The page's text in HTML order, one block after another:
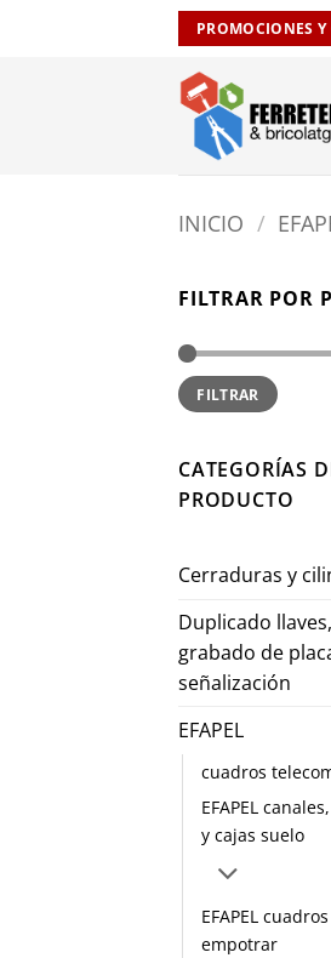
PROMOCIONES Y
INICIO /
FILTRAR POR
Precio
mínimo
Precio
máximo
FILTRAR
CATEGORÍAS
PRODUCTO
Cerraduras y
Duplicado llaves,
grabado de
señalización
EFAPEL
cuadros
EFAPEL
y cajas suelo
EFAPEL
empotrar